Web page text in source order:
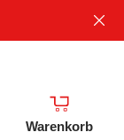
Warenkorb